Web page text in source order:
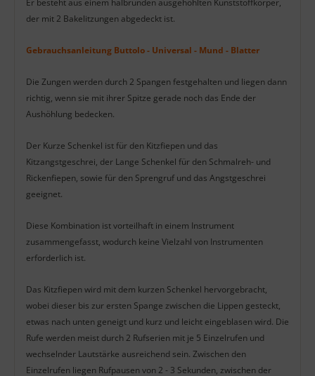
der mit 2 Bakelitzungen abgedeckt ist.
Gebrauchsanleitung Buttolo - Universal - Mund - Blatter
Die Zungen werden durch 2 Spangen festgehalten und liegen dann
richtig, wenn sie mit ihrer Spitze gerade noch das Ende der
Aushöhlung bedecken.
Der Kurze Schenkel ist für den Kitzfiepen und das
Kitzangstgeschrei, der Lange Schenkel für den Schmalreh- und
Rickenfiepen, sowie für den Sprengruf und das Angstgeschrei
geeignet.
Diese Kombination ist vorteilhaft in einem Instrument
zusammengefasst, wodurch keine Vielzahl von Instrumenten
erforderlich ist.
Das Kitzfiepen wird mit dem kurzen Schenkel hervorgebracht,
wobei dieser bis zur ersten Spange zwischen die Lippen gesteckt,
etwas nach unten geneigt und kurz und leicht eingeblasen wird. Die
Rufe werden meist durch 2 Rufserien mit je 5 Einzelrufen und
wechselnder Lautstärke ausreichend sein. Zwischen den
Einzelrufen liegen Rufpausen von 2 - 3 Sekunden, zwischen der